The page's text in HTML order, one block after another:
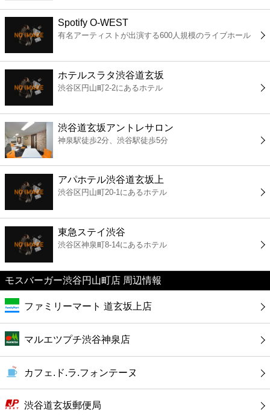
薬局
エンタメ
レジャー
書店
ファミレス
カフェ
ショッピング
銀行
公共
病院
ホテル
Spotify O-WEST
有名アーティストが出演する600人規模のライブホール
ホテルスラタ渋谷道玄坂
渋谷区円山町2-2にあるホテル
渋谷道玄坂アントレサロン
神泉駅徒歩2分、渋谷駅徒歩5分
アパホテル渋谷道玄坂上
渋谷区円山町20-1にあるホテル
東急ステイ渋谷
渋谷区神泉町8-14にあるホテル
モスバーガー渋谷円山町店 周辺情報
ファミリーマート 道玄坂上店
マルエツプチ渋谷神泉店
カフェ.ド.ラ.フォンテーヌ
渋谷道玄坂郵便局